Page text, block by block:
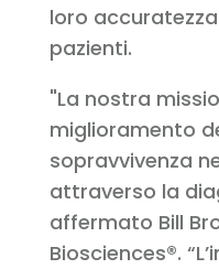
loro
pazienti.
"La nostra
miglioramento
sopravvivenza
attraverso la
affermato Bill
Biosciences®.